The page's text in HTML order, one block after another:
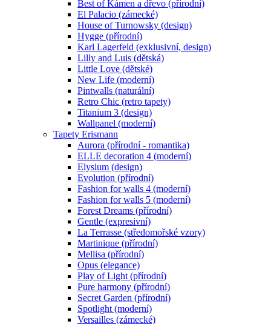
Best of Kámen a dřevo (přírodní)
El Palacio (zámecké)
House of Turnowsky (design)
Hygge (přírodní)
Karl Lagerfeld (exklusivní, design)
Lilly and Luis (dětská)
Little Love (dětské)
New Life (moderní)
Pintwalls (naturální)
Retro Chic (retro tapety)
Titanium 3 (design)
Wallpanel (moderní)
Tapety Erismann
Aurora (přírodní - romantika)
ELLE decoration 4 (moderní)
Elysium (design)
Evolution (přírodní)
Fashion for walls 4 (moderní)
Fashion for walls 5 (moderní)
Forest Dreams (přírodní)
Gentle (expresivní)
La Terrasse (středomořské vzory)
Martinique (přírodní)
Mellisa (přírodní)
Opus (elegance)
Play of Light (přírodní)
Pure harmony (přírodní)
Secret Garden (přírodní)
Spotlight (moderní)
Versailles (zámecké)